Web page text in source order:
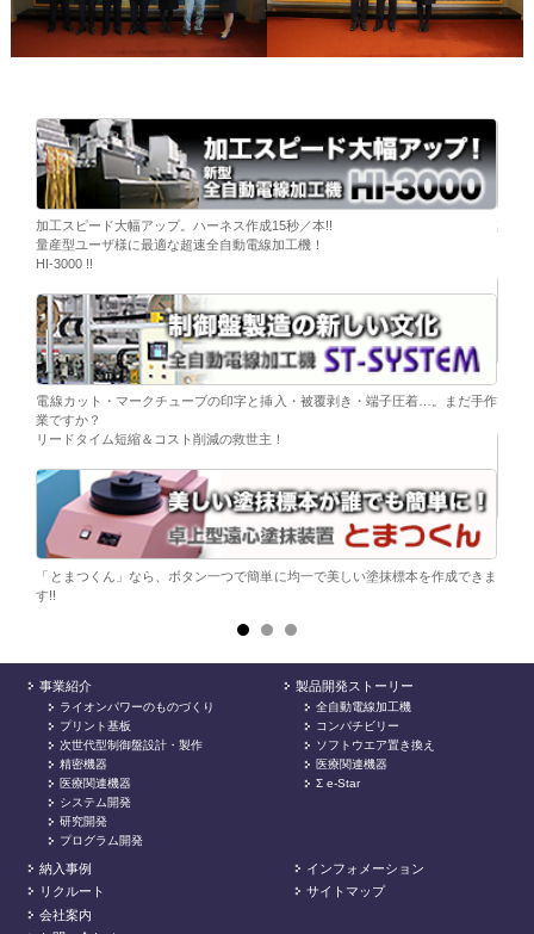
ブ挿
載。
加工スピード大幅アップ。ハーネス作成15秒／本!!
量産型ユーザ様に最適な超速全自動電線加工機！
HI-3000 !!
電線カット・マークチューブの印字と挿入・被覆剥き・端子圧着…。まだ手作
業ですか？
リードタイム短縮＆コスト削減の救世主！
「とまつくん」なら、ボタン一つで簡単に均一で美しい塗抹標本を作成できま
す!!
染色
事業紹介
ライオンパワーのものづくり
プリント基板
次世代型制御盤設計・製作
精密機器
医療関連機器
システム開発
研究開発
プログラム開発
製品開発ストーリー
全自動電線加工機
コンパチビリー
ソフトウエア置き換え
医療関連機器
Σ e-Star
納入事例
リクルート
会社案内
インフォメーション
サイトマップ